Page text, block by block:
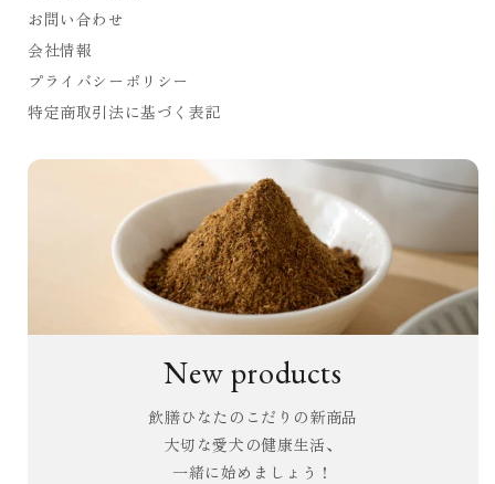
お問い合わせ
会社情報
プライバシーポリシー
特定商取引法に基づく表記
New products
飲膳ひなたのこだりの新商品
大切な愛犬の健康生活、
一緒に始めましょう！